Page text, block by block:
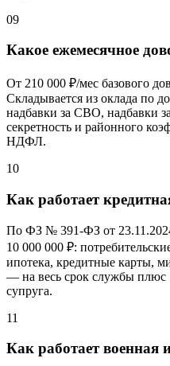
09
Какое ежемесячное
От 210 000 ₽/мес базового
Складывается из оклада по
надбавки за СВО, надбавки
секретность и районного
НДФЛ.
10
Как работает
По ФЗ № 391-ФЗ от
10 000 000 ₽:
ипотека, кредитные карты,
— на весь срок службы плюс
супруга.
11
Как работает военная